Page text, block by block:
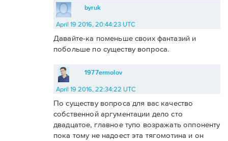
byruk
April 19 2016, 20:44:23 UTC
Давайте-ка поменьше своих фантазий и
побольше по существу вопроса.
1977ermolov
April 19 2016, 22:34:22 UTC
По существу вопроса для вас качество
собственной аргументации дело сто
двадцатое, главное тупо возражать оппоненту
пока тому не надоест эта тягомотина и он